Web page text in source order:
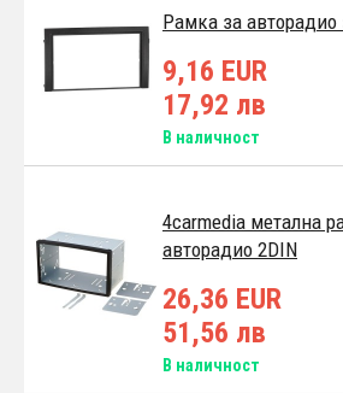
Pамка за автoрадио
9,16 EUR
17,92 лв
В наличност
4carmedia метална
авторадио 2DIN
26,36 EUR
51,56 лв
В наличност